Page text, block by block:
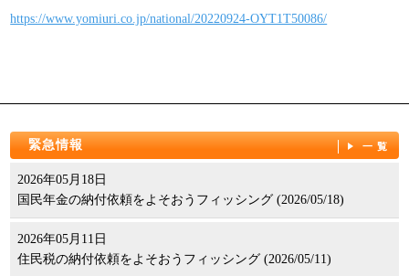
https://www.yomiuri.co.jp/national/20220924-OYT1T50086/
緊急情報 一覧
2026年05月18日
国民年金の納付依頼をよそおうフィッシング (2026/05/18)
2026年05月11日
住民税の納付依頼をよそおうフィッシング (2026/05/11)